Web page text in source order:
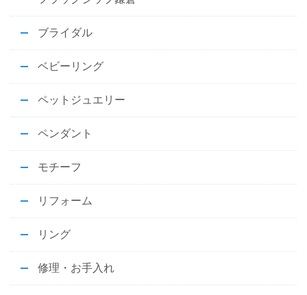
ブライダル
ベビーリング
ペットジュエリー
ペンダント
モチーフ
リフォーム
リング
修理・お手入れ